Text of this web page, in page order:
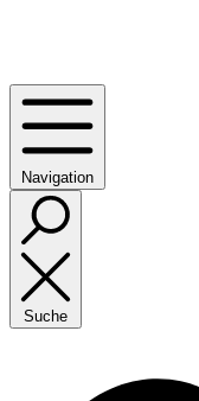
Navigation
Suche